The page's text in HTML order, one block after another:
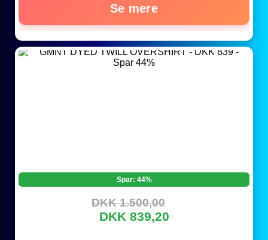
Se mere
Spar: 44%
DKK 1.500,00
DKK 839,20